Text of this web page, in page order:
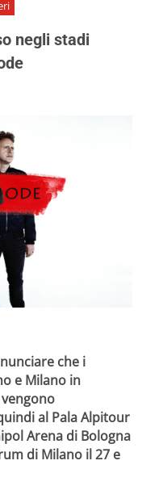
negli stadi
che i
e Milano in
al Pala Alpitour
Arena di Bologna
di Milano il 27 e